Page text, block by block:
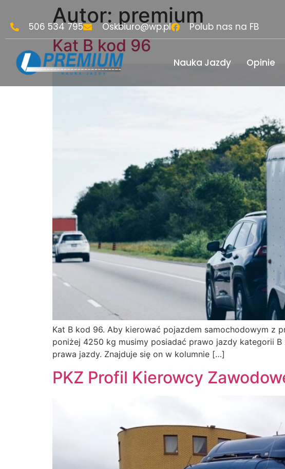
506 534 795 Oskbiuro@wp.pl Polub nas na FB
Nauka Jazdy Opinie
Autor: premium
Kat B kod 96
Kat B kod 96. Aby kierować pojazdem samochodowym z
poniżej 4250 kg musimy posiadać prawo jazdy kategorii
prawa jazdy. Znajduje się on w kolumnie […]
PKZ Profil Kierowcy